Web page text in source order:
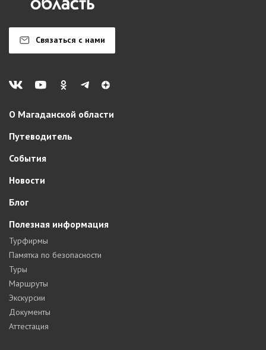
Связаться с нами
О Магаданской области
Путеводитель
События
Новости
Блог
Полезная информация
Турфирмы
Памятка по безопасности
Туры
Маршруты
Экскурсии
Документы
Аттестация